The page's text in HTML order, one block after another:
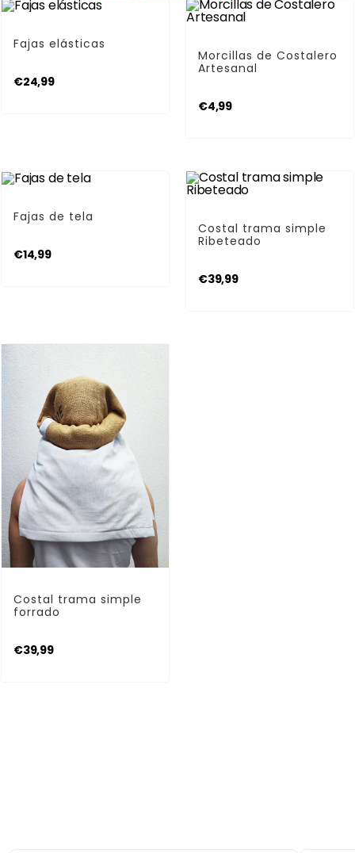
Fajas elásticas
€24,99
Morcillas de Costalero
Artesanal
€4,99
Fajas de tela
€14,99
Costal trama simple
Ribeteado
€39,99
Costal trama simple
forrado
€39,99